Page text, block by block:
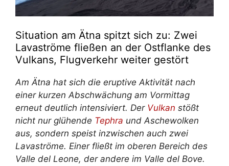
Situation am Ätna spitzt sich zu: Zwei
Lavaströme fließen an der Ostflanke des
Vulkans, Flugverkehr weiter gestört
Am Ätna hat sich die eruptive Aktivität nach
einer kurzen Abschwächung am Vormittag
erneut deutlich intensiviert. Der Vulkan stößt
nicht nur glühende Tephra und Aschewolken
aus, sondern speist inzwischen auch zwei
Lavaströme. Einer fließt im oberen Bereich des
Valle del Leone, der andere im Valle del Bove.